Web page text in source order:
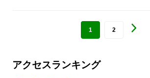
1 2
アクセスランキング